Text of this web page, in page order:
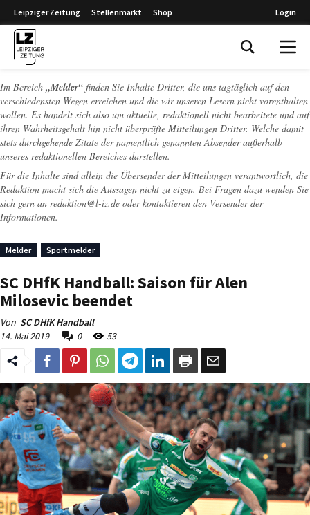
Leipziger Zeitung Stellenmarkt Shop Login
Im Bereich „Melder“ finden Sie Inhalte Dritter, die uns tagtäglich auf den
verschiedensten Wegen erreichen und die wir unseren Lesern nicht vorenthalten
wollen. Es handelt sich also um aktuelle, redaktionell nicht bearbeitete und auf
ihren Wahrheitsgehalt hin nicht überprüfte Mitteilungen Dritter. Welche damit
stets durchgehende Zitate der namentlich genannten Absender außerhalb
unseres redaktionellen Bereiches darstellen.
Für die Inhalte sind allein die Übersender der Mitteilungen verantwortlich, die
Redaktion macht sich die Aussagen nicht zu eigen. Bei Fragen dazu wenden Sie
sich gern an redaktion@l-iz.de oder kontaktieren den Versender der
Informationen.
Melder Sportmelder
SC DHfK Handball: Saison für Alen
Milosevic beendet
Von SC DHfK Handball
14. Mai 2019
0 53